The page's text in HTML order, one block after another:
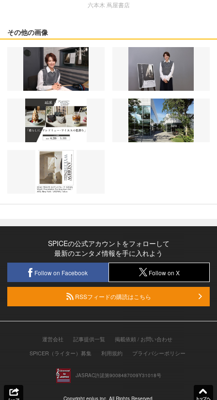
六本木 蔦屋書店
その他の画像
SPICEの公式アカウントをフォローして
最新のエンタメ情報を手に入れよう
Follow on Facebook Follow on X
RSSフィードの購読はこちら
運営会社 記事提供一覧
掲載依頼 / お問い合わせ
SPICER（ライター）募集
利用規約 プライバシーポリシー
JASRAC許諾第9008487009Y31018号